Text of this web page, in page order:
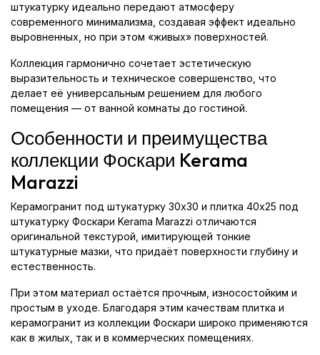
штукатурку идеально передают атмосферу
современного минимализма, создавая эффект идеально
выровненных, но при этом «живых» поверхностей.
Коллекция гармонично сочетает эстетическую
выразительность и техническое совершенство, что
делает её универсальным решением для любого
помещения — от ванной комнаты до гостиной.
Особенности и преимущества
коллекции Фоскари Kerama
Marazzi
Керамогранит под штукатурку 30x30 и плитка 40x25 под
штукатурку Фоскари Kerama Marazzi отличаются
оригинальной текстурой, имитирующей тонкие
штукатурные мазки, что придаёт поверхности глубину и
естественность.
При этом материал остаётся прочным, износостойким и
простым в уходе. Благодаря этим качествам плитка и
керамогранит из коллекции Фоскари широко применяются
как в жилых, так и в коммерческих помещениях.